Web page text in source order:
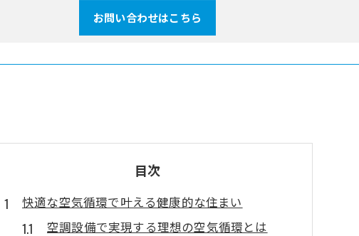
お問い合わせはこちら
目次
快適な空気循環で叶える健康的な住まい
空調設備で実現する理想の空気循環とは